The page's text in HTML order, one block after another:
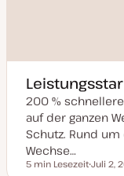
200 %
auf der ganzen
Schutz. Rund
Wechse…
Lesezeit
5 min Lesezeit Juli 2,